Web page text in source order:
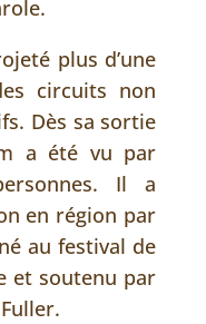
plus d’une
circuits non
Dès sa sortie
a été vu par
Il a
en région par
au festival de
et soutenu par